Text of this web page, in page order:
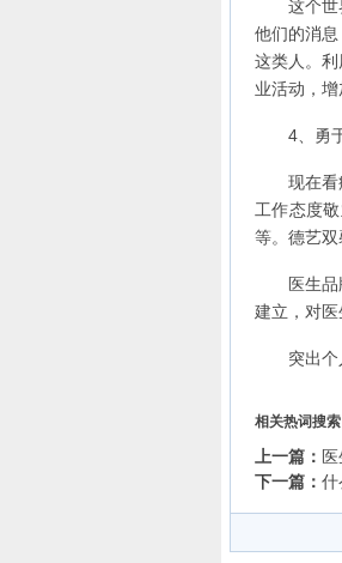
这个世界
他们的消
这类人。
业活动，增
4、勇于
现在看病
工作态度
等。德艺双
医生品牌
建立，对医
突出个人
相关热词搜索
上一篇：
下一篇： 什